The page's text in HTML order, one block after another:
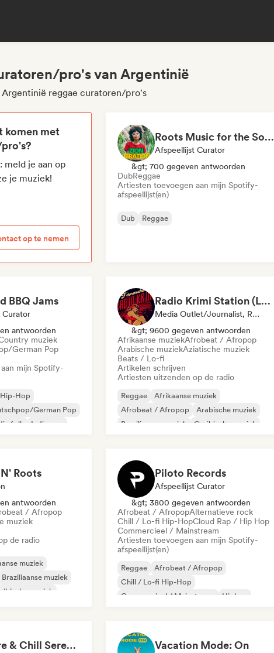
pro's van Argentinië
reggae curatoren/pro's
komen met
meld je aan op
je muziek!
op te nemen
Roots Music for the Soul 🍃 Roots Reggae, Dub & Dancehall
Afspeellijst Curator
&gt; 700 gegeven antwoorden
DubReggae
Artiesten toevoegen aan mijn Spotify-
afspeellijst(en)
Dub Reggae
BBQ Jams
Curator
antwoorden
muziek
German Pop
mijn Spotify-
Hop
German Pop
folk Indie pop
Radio Krimi Station (La Radio)
Media Outlet/Journalist, Radiostation
&gt; 9600 gegeven antwoorden
Afrikaanse muziekAfrobeat / Afropop
Arabische muziekAziatische muziek
Beats / Lo-fi
Artikelen schrijven
Artiesten uitzenden op de radio
Reggae
Afrikaanse muziek
Afrobeat / Afropop
Arabische muziek
Braziliaanse muziek
Caribische muziek
Roots
antwoorden
/ Afropop
muziek
de radio
muziek
Braziliaanse muziek
muziek
Piloto Records
Afspeellijst Curator
&gt; 3800 gegeven antwoorden
Afrobeat / AfropopAlternatieve rock
Chill / Lo-fi Hip-HopCloud Rap / Hip Hop
Commercieel / Mainstream
Artiesten toevoegen aan mijn Spotify-
afspeellijst(en)
Reggae
Afrobeat / Afropop
Chill / Lo-fi Hip-Hop
Commercieel / Mainstream
Hiphop
Campfire & Chill Serenades 🔥 Indie Folk, Acoustic & Singer-Songwriter Vacation Mode: On